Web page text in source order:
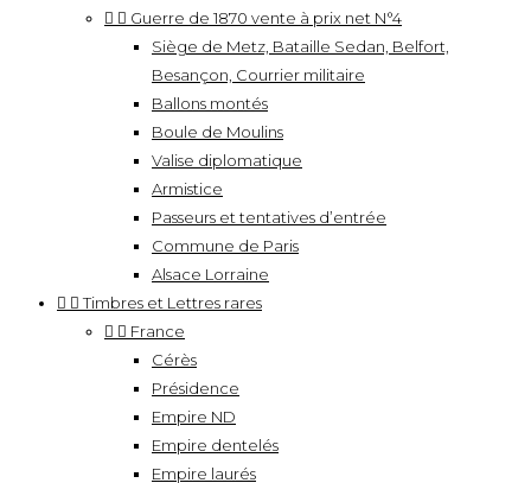
  Guerre de 1870 vente à prix net N°4
Siège de Metz, Bataille Sedan, Belfort,
Besançon, Courrier militaire
Ballons montés
Boule de Moulins
Valise diplomatique
Armistice
Passeurs et tentatives d’entrée
Commune de Paris
Alsace Lorraine
  Timbres et Lettres rares
  France
Cérès
Présidence
Empire ND
Empire dentelés
Empire laurés